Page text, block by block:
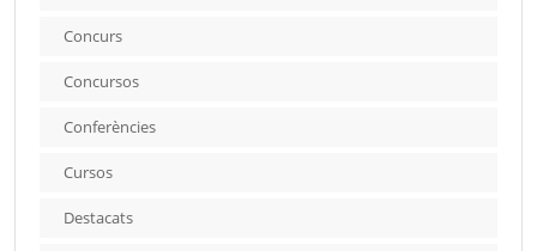
Concurs
Concursos
Conferències
Cursos
Destacats